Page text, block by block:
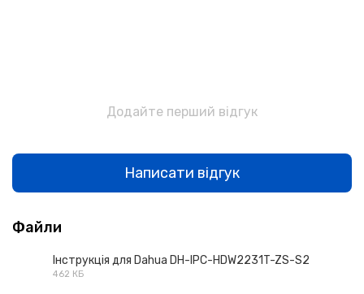
Додайте перший відгук
Написати відгук
Файли
Інструкція для Dahua DH-IPC-HDW2231T-ZS-S2
462 КБ